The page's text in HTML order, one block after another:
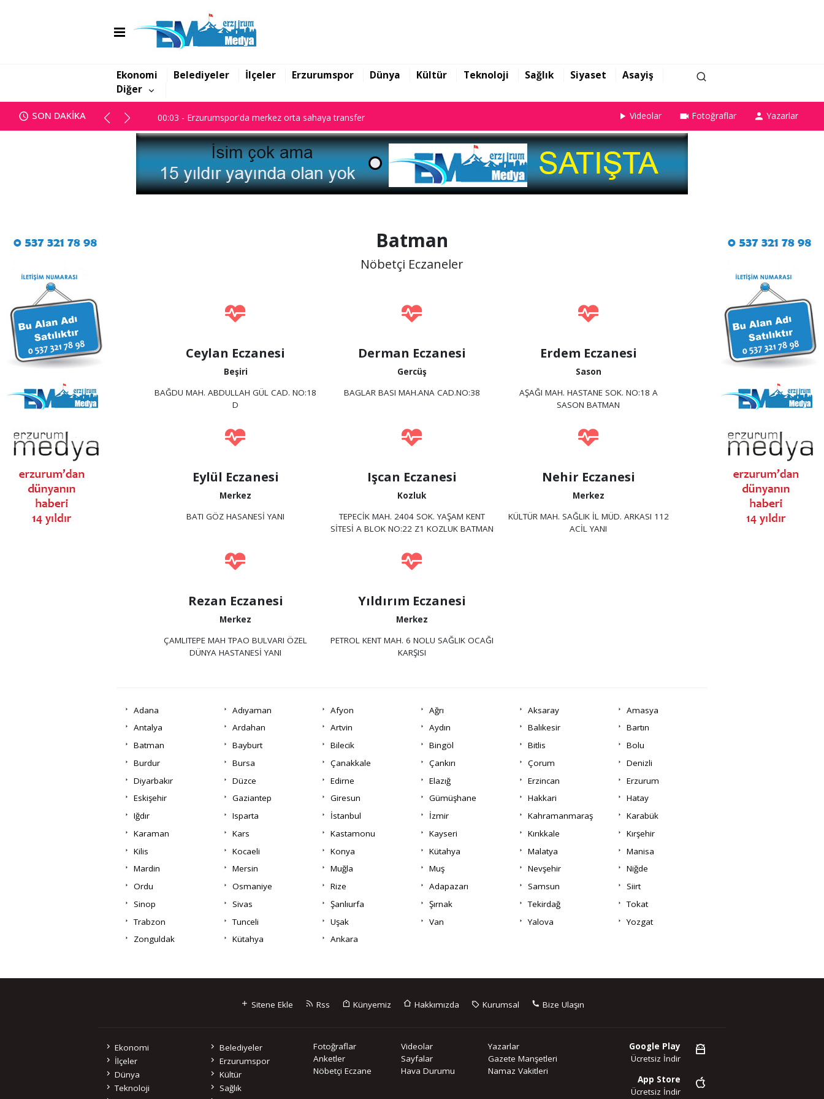
Ekonomi Belediyeler İlçeler Erzurumspor Dünya Kültür Teknoloji Sağlık Siyaset
Asayiş
Diğer
SON DAKİKA
00:03 - Erzurumspor'da merkez orta sahaya transfer
00:03 - Erzurumspor'da merkez orta sahaya transfer Videolar Fotoğraflar Yazarlar
Batman
Nöbetçi Eczaneler
Ceylan Eczanesi
Beşiri
BAĞDU MAH. ABDULLAH GÜL CAD. NO:18
D
Derman Eczanesi
Gercüş
BAGLAR BASI MAH.ANA CAD.NO:38
Erdem Eczanesi
Sason
AŞAĞI MAH. HASTANE SOK. NO:18 A
SASON BATMAN
Eylül Eczanesi
Merkez
BATI GÖZ HASANESİ YANI
Işcan Eczanesi
Kozluk
TEPECİK MAH. 2404 SOK. YAŞAM KENT
SİTESİ A BLOK NO:22 Z1 KOZLUK BATMAN
Nehir Eczanesi
Merkez
KÜLTÜR MAH. SAĞLIK İL MÜD. ARKASI 112
ACİL YANI
Rezan Eczanesi
Merkez
ÇAMLITEPE MAH TPAO BULVARI ÖZEL
DÜNYA HASTANESİ YANI
Yıldırım Eczanesi
Merkez
PETROL KENT MAH. 6 NOLU SAĞLIK OCAĞI
KARŞISI
Adana Adıyaman Afyon Ağrı Aksaray
Amasya
Antalya
Ardahan Artvin Aydın Balıkesir
Bartın
Batman
Bayburt Bilecik Bingöl Bitlis
Bolu
Burdur
Bursa Çanakkale Çankırı Çorum
Denizli
Diyarbakır
Düzce Edirne Elazığ Erzincan
Erzurum
Eskişehir
Gaziantep Giresun Gümüşhane Hakkari
Hatay
Iğdır
Isparta İstanbul İzmir Kahramanmaraş
Karabük
Karaman
Kars Kastamonu Kayseri Kırıkkale
Kırşehir
Kilis
Kocaeli Konya Kütahya Malatya
Manisa
Mardin
Mersin Muğla Muş Nevşehir
Niğde
Ordu
Osmaniye Rize Adapazarı Samsun
Siirt
Sinop
Sivas Şanlıurfa Şırnak Tekirdağ
Tokat
Trabzon
Tunceli Uşak Van Yalova
Yozgat
Zonguldak
Kütahya Ankara
Sitene Ekle Rss Künyemiz Hakkımızda Kurumsal Bize Ulaşın
Ekonomi
Belediyeler
İlçeler
Erzurumspor
Dünya
Kültür
Teknoloji
Sağlık
Fotoğraflar Videolar
Yazarlar
Anketler
Sayfalar
Gazete Manşetleri
Nöbetçi Eczane
Hava Durumu Namaz Vakitleri
Google Play
Ücretsiz İndir
App Store
Ücretsiz İndir